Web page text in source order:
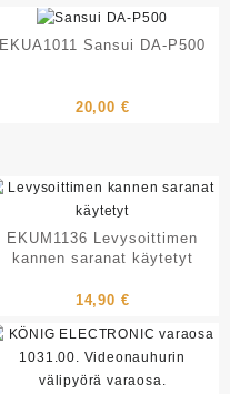
EKUA1011 Sansui DA-P500
20,00 €
EKUM1136 Levysoittimen
kannen saranat käytetyt
14,90 €